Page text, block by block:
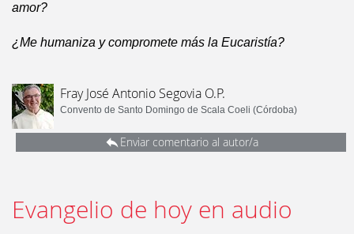
amor?
¿Me humaniza y compromete más la Eucaristía?
Fray José Antonio Segovia O.P.
Convento de Santo Domingo de Scala Coeli (Córdoba)
Enviar comentario al autor/a
Evangelio de hoy en audio